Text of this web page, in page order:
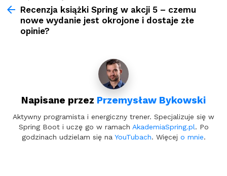
więcejRecenzja książki Spring w akcji 5 – czemu
nowe wydanie jest okrojone i dostaje złe
opinie?
Napisane przez Przemysław Bykowski
Aktywny programista i energiczny trener. Specjalizuje się w
Spring Boot i uczę go w ramach AkademiaSpring.pl. Po
godzinach udzielam się na YouTubach. Więcej o mnie.